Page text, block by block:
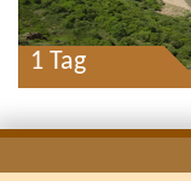
1 Tag